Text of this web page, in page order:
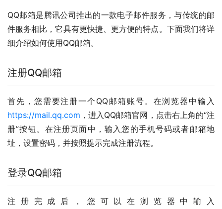
QQ邮箱是腾讯公司推出的一款电子邮件服务，与传统的邮
件服务相比，它具有更快捷、更方便的特点。下面我们将详
细介绍如何使用QQ邮箱。
注册QQ邮箱
首先，您需要注册一个QQ邮箱账号。在浏览器中输入
https://mail.qq.com ，进入QQ邮箱官网，点击右上角的“注
册”按钮。在注册页面中，输入您的手机号码或者邮箱地
址，设置密码，并按照提示完成注册流程。
登录QQ邮箱
注册完成后，您可以在浏览器中输入